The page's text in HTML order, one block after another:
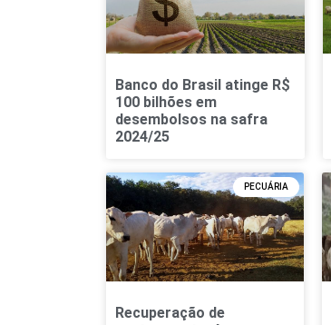
Banco do Brasil atinge R$
100 bilhões em
desembolsos na safra
2024/25
PECUÁRIA
Recuperação de